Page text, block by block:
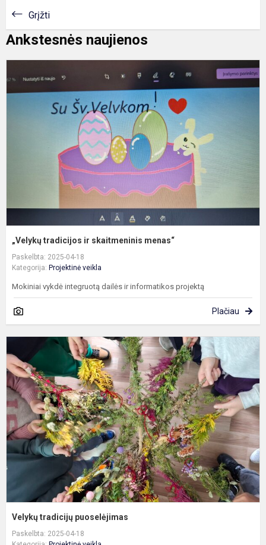
Grįžti
Ankstesnės naujienos
„Velykų tradicijos ir skaitmeninis menas“
Paskelbta: 2025-04-18
Kategorija: Projektinė veikla
Mokiniai vykdė integruotą dailės ir informatikos projektą
Plačiau
Velykų tradicijų puoselėjimas
Paskelbta: 2025-04-18